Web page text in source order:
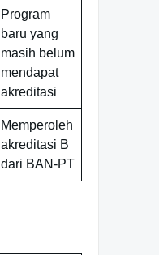
Program
baru yang
masih belum
mendapat
akreditasi
Memperoleh
akreditasi B
dari BAN-PT